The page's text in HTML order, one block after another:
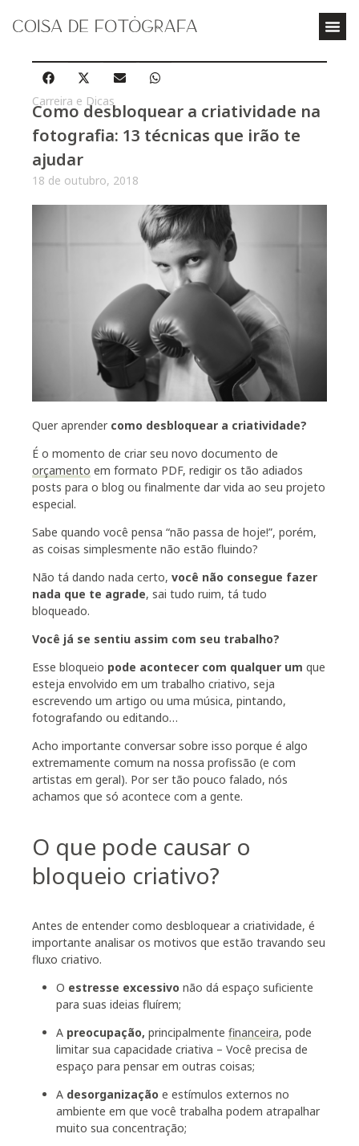
Carreira e Dicas
Como desbloquear a criatividade na
fotografia: 13 técnicas que irão te
ajudar
18 de outubro, 2018
Quer aprender como desbloquear a criatividade?
É o momento de criar seu novo documento de
orçamento em formato PDF, redigir os tão adiados
posts para o blog ou finalmente dar vida ao seu projeto
especial.
Sabe quando você pensa “não passa de hoje!”, porém,
as coisas simplesmente não estão fluindo?
Não tá dando nada certo, você não consegue fazer
nada que te agrade, sai tudo ruim, tá tudo
bloqueado.
Você já se sentiu assim com seu trabalho?
Esse bloqueio pode acontecer com qualquer um que
esteja envolvido em um trabalho criativo, seja
escrevendo um artigo ou uma música, pintando,
fotografando ou editando…
Acho importante conversar sobre isso porque é algo
extremamente comum na nossa profissão (e com
artistas em geral). Por ser tão pouco falado, nós
achamos que só acontece com a gente.
O que pode causar o
bloqueio criativo?
Antes de entender como desbloquear a criatividade, é
importante analisar os motivos que estão travando seu
fluxo criativo.
O estresse excessivo não dá espaço suficiente
para suas ideias fluírem;
A preocupação, principalmente financeira, pode
limitar sua capacidade criativa – Você precisa de
espaço para pensar em outras coisas;
A desorganização e estímulos externos no
ambiente em que você trabalha podem atrapalhar
muito sua concentração;